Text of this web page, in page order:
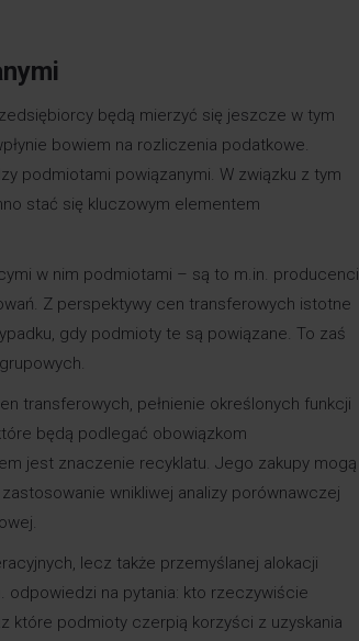
będą mierzyć się jeszcze w tym
bowiem na rozliczenia podatkowe.
podmiotami powiązanymi. W związku z tym
stać się kluczowym elementem
w nim podmiotami – są to m.in. producenci
Z perspektywy cen transferowych istotne
gdy podmioty te są powiązane. To zaś
transferowych, pełnienie określonych funkcji
będą podlegać obowiązkom
jest znaczenie recyklatu. Jego zakupy mogą
wnikliwej analizy porównawczej
lecz także przemyślanej alokacji
odpowiedzi na pytania: kto rzeczywiście
które podmioty czerpią korzyści z uzyskania